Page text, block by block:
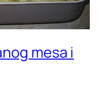
mesa i